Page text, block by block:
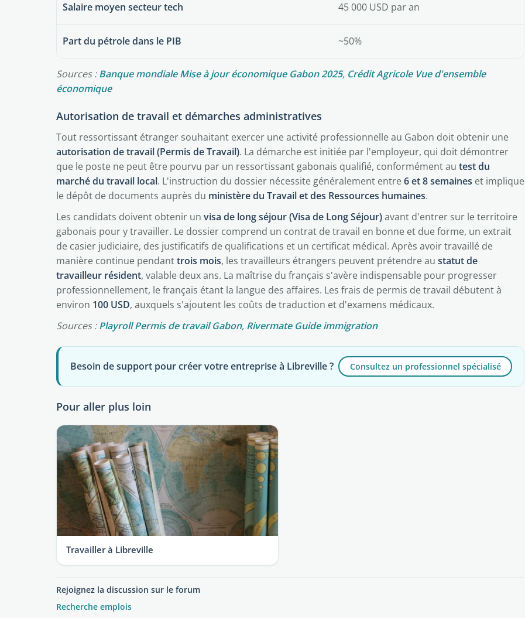
Salaire moyen secteur tech 45 000 USD par an
Part du pétrole dans le PIB ~50%
Sources :Banque mondiale Mise à jour économique Gabon 2025, Crédit Agricole Vue d'ensemble
économique
Autorisation de travail et démarches administratives
Tout ressortissant étranger souhaitant exercer une activité professionnelle au Gabon doit obtenir une
autorisation de travail (Permis de Travail). La démarche est initiée par l'employeur, qui doit démontrer
que le poste ne peut être pourvu par un ressortissant gabonais qualifié, conformément au test du
marché du travail local. L'instruction du dossier nécessite généralement entre6 et 8 semaines et implique
le dépôt de documents auprès du ministère du Travail et des Ressources humaines.
Les candidats doivent obtenir un visa de long séjour (Visa de Long Séjour)avant d'entrer sur le territoire
gabonais pour y travailler. Le dossier comprend un contrat de travail en bonne et due forme, un extrait
de casier judiciaire, des justificatifs de qualifications et un certificat médical. Après avoir travaillé de
manière continue pendanttrois mois, les travailleurs étrangers peuvent prétendre au statut de
travailleur résident, valable deux ans. La maîtrise du français s'avère indispensable pour progresser
professionnellement, le français étant la langue des affaires. Les frais de permis de travail débutent à
environ 100 USD, auxquels s'ajoutent les coûts de traduction et d'examens médicaux.
Sources :Playroll Permis de travail Gabon, Rivermate Guide immigration
Besoin de support pour créer votre entreprise à Libreville ? Consultez un professionnel spécialisé
Pour aller plus loin
Travailler à Libreville
Rejoignez la discussion sur le forum
Recherche emplois